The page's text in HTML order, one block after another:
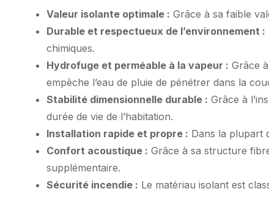
Valeur isolante optimale : Grâce à sa faible
Durable et respectueux de l’environnement :
chimiques.
Hydrofuge et perméable à la vapeur : Grâce
empêche l’eau de pluie de pénétrer dans la
Stabilité dimensionnelle durable : Grâce à
durée de vie de l’habitation.
Installation rapide et propre : Dans la plupart
Confort acoustique : Grâce à sa structure
supplémentaire.
Sécurité incendie : Le matériau isolant est